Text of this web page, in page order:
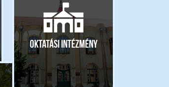
Oktatási intézmény